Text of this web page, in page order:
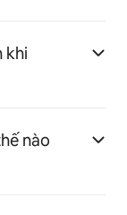
khi
nào